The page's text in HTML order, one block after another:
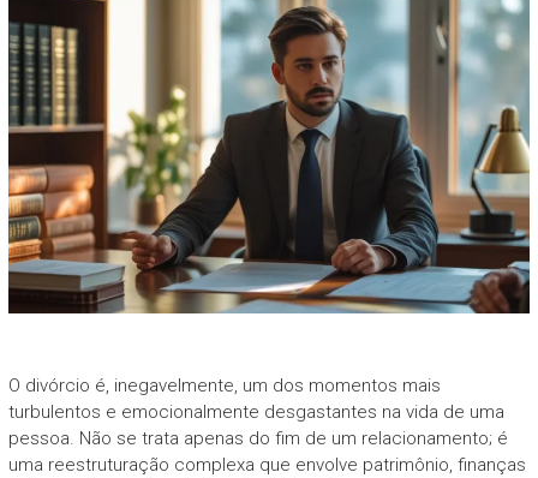
O divórcio é, inegavelmente, um dos momentos mais
turbulentos e emocionalmente desgastantes na vida de uma
pessoa. Não se trata apenas do fim de um relacionamento; é
uma reestruturação complexa que envolve patrimônio, finanças